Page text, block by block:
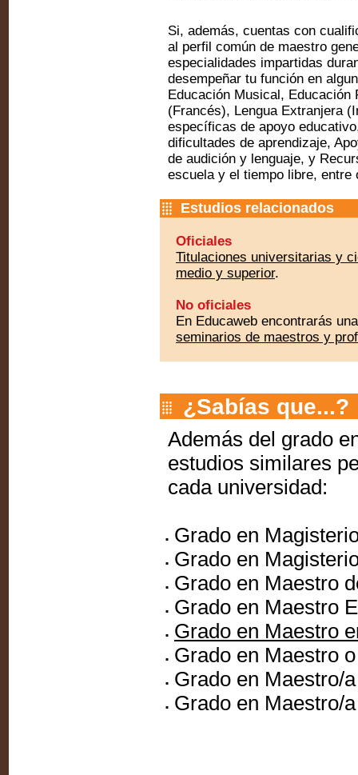
Si, además, cuentas con
al perfil común de maestro
especialidades impartidas
desempeñar tu función en
Educación Musical,
(Francés), Lengua Extranjera
específicas de apoyo
dificultades de aprendizaje,
de audición y lenguaje, y
escuela y el tiempo libre, entre
Estudios relacionados
Oficiales
Titulaciones universitarias y
medio y superior.
No oficiales
En Educaweb encontrarás
seminarios de maestros y
¿Sabías que...?
Además del grado
estudios similares
cada universidad:
Grado en
Grado en
Grado en Maestro
Grado en Maestro
Grado en Maestro
Grado en Maestro
Grado en Maestro/
Grado en Maestro/